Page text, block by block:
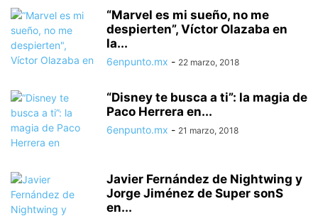
“Marvel es mi sueño, no me
despierten”, Víctor Olazaba en
la...
6enpunto.mx - 22 marzo, 2018
“Disney te busca a ti”: la magia de
Paco Herrera en...
6enpunto.mx - 21 marzo, 2018
Javier Fernández de Nightwing y
Jorge Jiménez de Super sonS
en...